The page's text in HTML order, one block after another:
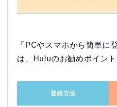
「PCやスマホから簡単に
は、Huluのお勧めポイント
登録方法